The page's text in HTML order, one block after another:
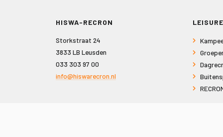
HISWA-RECRON
Storkstraat 24
3833 LB Leusden
033 303 97 00
info@hiswarecron.nl